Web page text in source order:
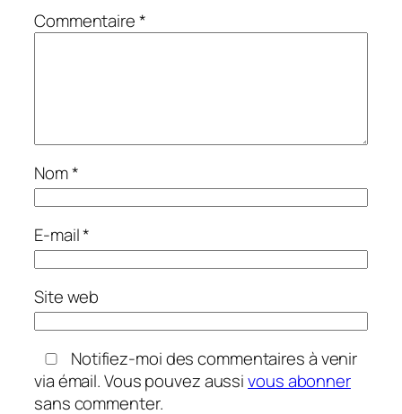
Commentaire*
Nom*
E-mail*
Site web
Notifiez-moi des commentaires à venir
via émail. Vous pouvez aussivous abonner
sans commenter.